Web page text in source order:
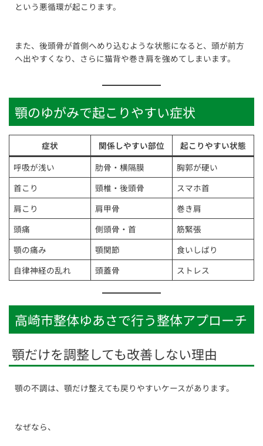
という悪循環が起こります。
また、後頭骨が首側へめり込むような状態になると、頭が前方
へ出やすくなり、さらに猫背や巻き肩を強めてしまいます。
顎のゆがみで起こりやすい症状
症状 関係しやすい部位
起こりやすい状態
呼吸が浅い
肋骨・横隔膜
胸郭が硬い
首こり
頸椎・後頭骨
スマホ首
肩こり
肩甲骨
巻き肩
頭痛
側頭骨・首
筋緊張
顎の痛み
顎関節
食いしばり
自律神経の乱れ
頭蓋骨 ストレス
高崎市整体ゆあさで行う整体アプローチ
顎だけを調整しても改善しない理由
顎の不調は、顎だけ整えても戻りやすいケースがあります。
なぜなら、